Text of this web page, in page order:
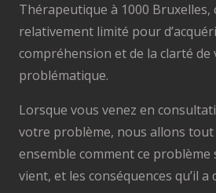
Thérapeutique à 1000 Bruxelles,
relativement limité pour
compréhension et de la clarté de
problématique.
Lorsque vous venez en
votre problème, nous allons tout
ensemble comment ce problème
vient, et les conséquences qu’il a